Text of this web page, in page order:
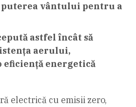
vântului pentru a
astfel încât să
aerului,
energetică
electrică cu emisii zero,